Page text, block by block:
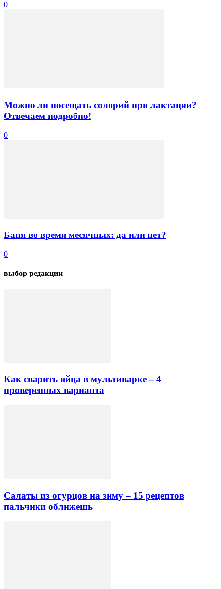
0
Можно ли посещать солярий при лактации?
Отвечаем подробно!
0
Баня во время месячных: да или нет?
0
выбор редакции
Как сварить яйца в мультиварке – 4
проверенных варианта
Салаты из огурцов на зиму – 15 рецептов
пальчики оближешь